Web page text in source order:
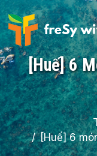
[Huế] 6
[Huế] 6